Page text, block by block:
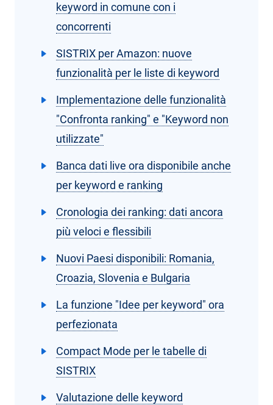
keyword in comune con i
concorrenti
SISTRIX per Amazon: nuove
funzionalità per le liste di keyword
Implementazione delle funzionalità
"Confronta ranking" e "Keyword non
utilizzate"
Banca dati live ora disponibile anche
per keyword e ranking
Cronologia dei ranking: dati ancora
più veloci e flessibili
Nuovi Paesi disponibili: Romania,
Croazia, Slovenia e Bulgaria
La funzione "Idee per keyword" ora
perfezionata
Compact Mode per le tabelle di
SISTRIX
Valutazione delle keyword